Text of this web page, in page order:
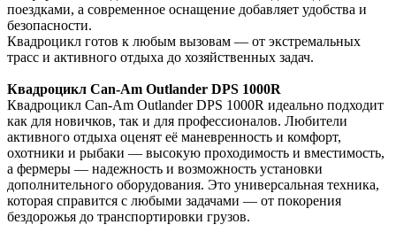
поездками, а современное оснащение добавляет удобства и
безопасности.
Квадроцикл готов к любым вызовам — от экстремальных
трасс и активного отдыха до хозяйственных задач.
Квадроцикл Can-Am Outlander DPS 1000R
Квадроцикл Can-Am Outlander DPS 1000R идеально подходит
как для новичков, так и для профессионалов. Любители
активного отдыха оценят её маневренность и комфорт,
охотники и рыбаки — высокую проходимость и вместимость,
а фермеры — надежность и возможность установки
дополнительного оборудования. Это универсальная техника,
которая справится с любыми задачами — от покорения
бездорожья до транспортировки грузов.